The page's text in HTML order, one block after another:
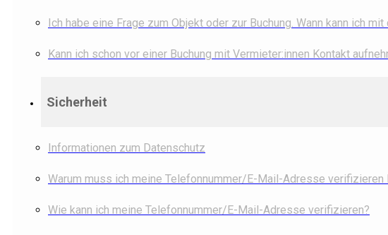
Ich habe eine Frage zum Objekt oder zur Buchung. Wann kann ich
Kann ich schon vor einer Buchung mit Vermieter:innen Kontakt
Sicherheit
Informationen zum Datenschutz
Warum muss ich meine Telefonnummer/E-Mail-Adresse verifizieren
Wie kann ich meine Telefonnummer/E-Mail-Adresse verifizieren?